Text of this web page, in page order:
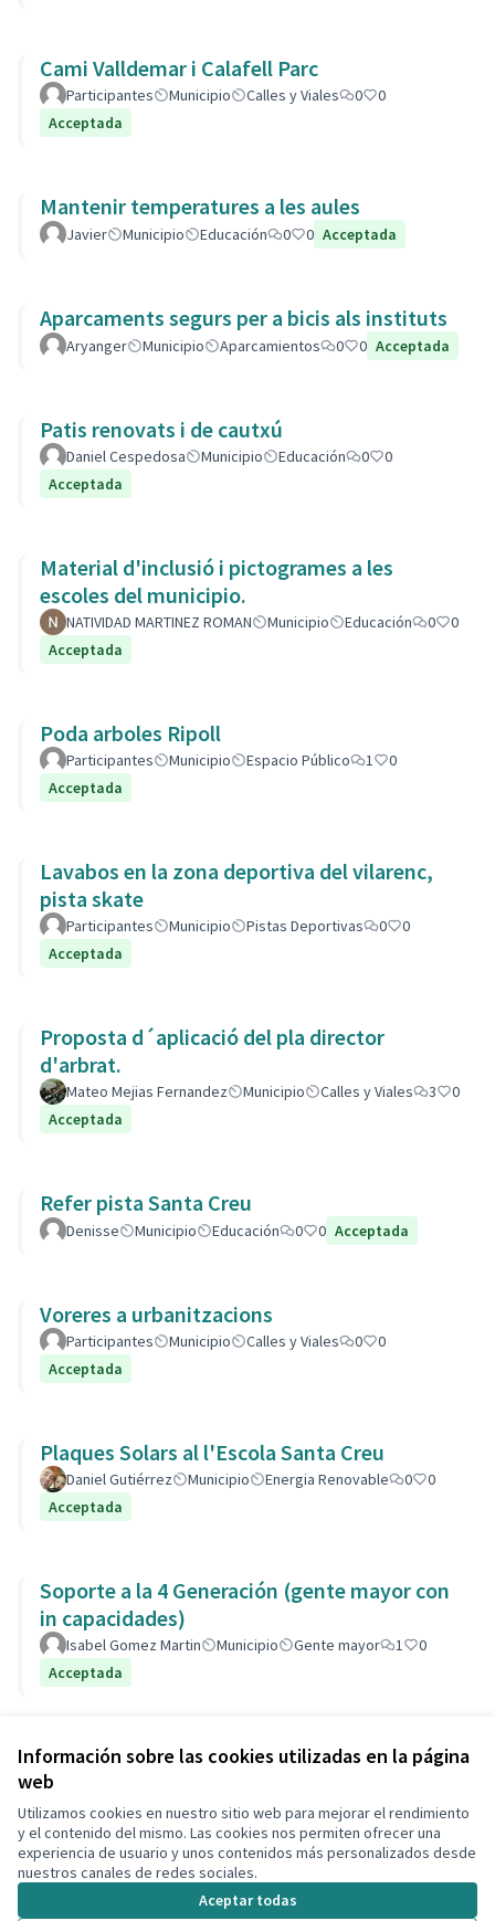
Información sobre las cookies utilizadas en la página
web
Utilizamos cookies en nuestro sitio web para mejorar el rendimiento
y el contenido del mismo. Las cookies nos permiten ofrecer una
experiencia de usuario y unos contenidos más personalizados desde
nuestros canales de redes sociales.
Aceptar todas
Cami Valldemar i Calafell Parc
Participantes Municipio Calles y Viales 0
0
Acceptada
Mantenir temperatures a les aules
Javier Municipio Educación 0 0 Acceptada
Aparcaments segurs per a bicis als instituts
Aryanger Municipio Aparcamientos 0 0 Acceptada
Patis renovats i de cautxú
Daniel Cespedosa Municipio Educación 0
0
Acceptada
Material d'inclusió i pictogrames a les
escoles del municipio.
NATIVIDAD MARTINEZ ROMAN Municipio Educación 0
0
Acceptada
Poda arboles Ripoll
Participantes Municipio Espacio Público 1
0
Acceptada
Lavabos en la zona deportiva del vilarenc,
pista skate
Participantes Municipio Pistas Deportivas 0
0
Acceptada
Proposta d´aplicació del pla director
d'arbrat.
Mateo Mejias Fernandez Municipio Calles y Viales 3
0
Acceptada
Refer pista Santa Creu
Denisse Municipio Educación 0 0 Acceptada
Voreres a urbanitzacions
Participantes Municipio Calles y Viales 0
0
Acceptada
Plaques Solars al l'Escola Santa Creu
Daniel Gutiérrez Municipio Energia Renovable 0
0
Acceptada
Soporte a la 4 Generación (gente mayor con
in capacidades)
Isabel Gomez Martin Municipio Gente mayor 1
0
Acceptada
Ver todas las propuestas retiradas
Términos y condiciones de uso
Configuración de cookies
Decidim Calafell en X
(Enlace externo)
Decidim Calafell en Facebook
Decidim Calafell en YouTube
Decidim Calafell en GitHub
(Enlace externo)